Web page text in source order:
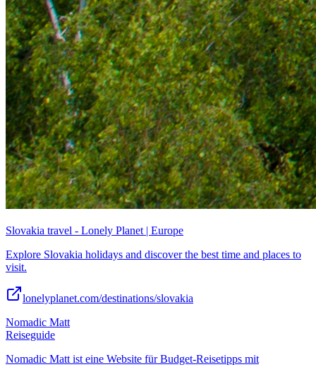
Slovakia travel - Lonely Planet | Europe
Explore Slovakia holidays and discover the best time and places to
visit.
lonelyplanet.com/destinations/slovakia
Nomadic Matt
Reiseguide
Nomadic Matt ist eine Website für Budget-Reisetipps mit